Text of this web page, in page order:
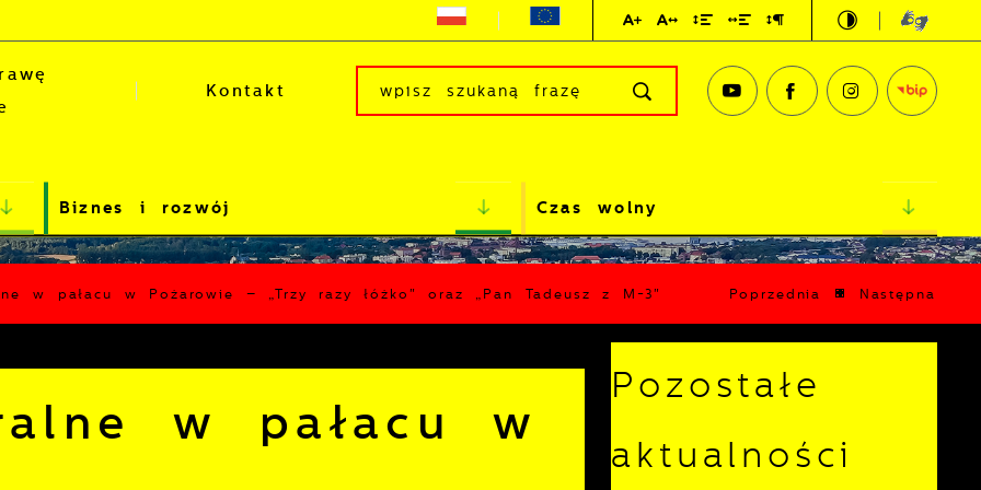
Kontakt
Biznes i rozwój Czas wolny
w pałacu w Pożarowie – „Trzy razy łóżko" oraz „Pan Tadeusz z M-3" Poprzednia Następna
w pałacu w
Pozostałe
aktualności